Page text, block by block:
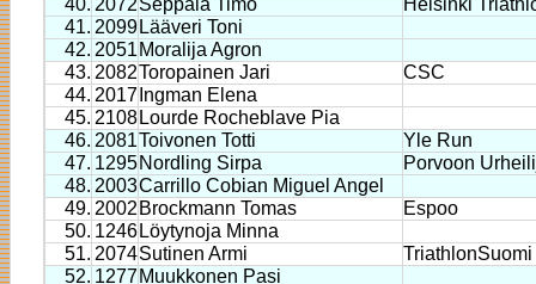
40. 2072Seppälä Timo
Helsinki
41. 2099 Lääveri Toni
42. 2051 Moralija Agron
43. 2082Toropainen Jari
CSC
44. 2017 Ingman Elena
45. 2108 Lourde Rocheblave Pia
46. 2081Toivonen Totti
Yle Run
47. 1295Nordling Sirpa
Porvoon
48. 2003Carrillo Cobian Miguel Angel
49. 2002 Brockmann Tomas
Espoo
50. 1246 Löytynoja Minna
51. 2074Sutinen Armi
TriathlonSuomi
52. 1277Muukkonen Pasi